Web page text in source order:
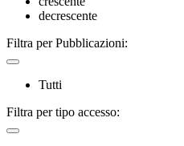
decrescente
Filtra per Pubblicazioni:
Tutti
Filtra per tipo accesso: